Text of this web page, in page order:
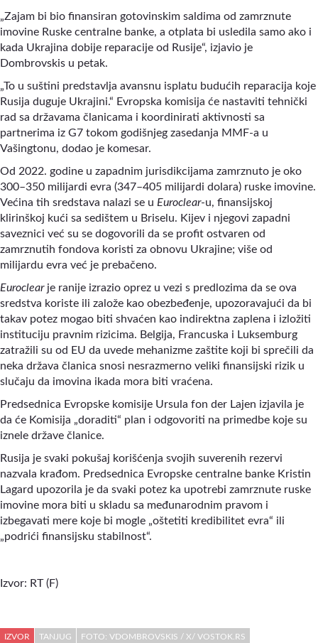
„Zajam bi bio finansiran gotovinskim saldima od zamrznute
imovine Ruske centralne banke, a otplata bi usledila samo ako i
kada Ukrajina dobije reparacije od Rusije“, izjavio je
Dombrovskis u petak.
„To u suštini predstavlja avansnu isplatu budućih reparacija koje
Rusija duguje Ukrajini.“ Evropska komisija će nastaviti tehnički
rad sa državama članicama i koordinirati aktivnosti sa
partnerima iz G7 tokom godišnjeg zasedanja MMF-a u
Vašingtonu, dodao je komesar.
Od 2022. godine u zapadnim jurisdikcijama zamrznuto je oko
300–350 milijardi evra (347–405 milijardi dolara) ruske imovine.
Većina tih sredstava nalazi se u Euroclear-u, finansijskoj
klirinškoj kući sa sedištem u Briselu. Kijev i njegovi zapadni
saveznici već su se dogovorili da se profit ostvaren od
zamrznutih fondova koristi za obnovu Ukrajine; više od
milijardu evra već je prebačeno.
Euroclearje ranije izrazio oprez u vezi s predlozima da se ova
sredstva koriste ili založe kao obezbeđenje, upozoravajući da bi
takav potez mogao biti shvaćen kao indirektna zaplena i izložiti
instituciju pravnim rizicima. Belgija, Francuska i Luksemburg
zatražili su od EU da uvede mehanizme zaštite koji bi sprečili da
neka država članica snosi nesrazmerno veliki finansijski rizik u
slučaju da imovina ikada mora biti vraćena.
Predsednica Evropske komisije Ursula fon der Lajen izjavila je
da će Komisija „doraditi“ plan i odgovoriti na primedbe koje su
iznele države članice.
Rusija je svaki pokušaj korišćenja svojih suverenih rezervi
nazvala krađom. Predsednica Evropske centralne banke Kristin
Lagard upozorila je da svaki potez ka upotrebi zamrznute ruske
imovine mora biti u skladu sa međunarodnim pravom i
izbegavati mere koje bi mogle „oštetiti kredibilitet evra“ ili
„podrići finansijsku stabilnost“.
Izvor: RT (F)
IZVOR TANJUG FOTO: VDOMBROVSKIS / X/ VOSTOK.RS